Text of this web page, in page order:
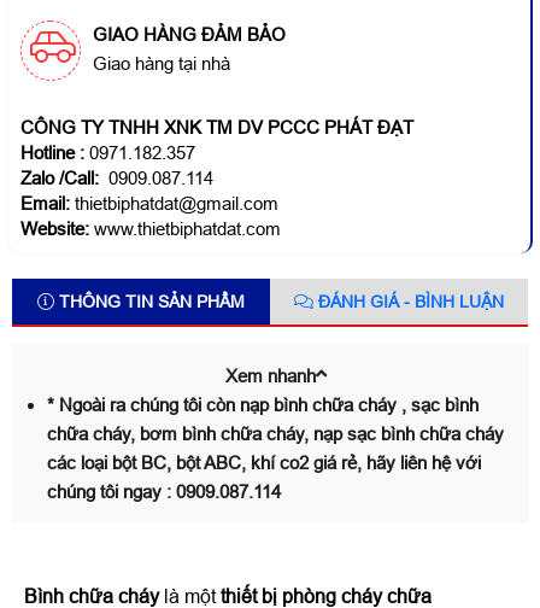
GIAO HÀNG ĐẢM BẢO
Giao hàng tại nhà
CÔNG TY TNHH XNK TM DV PCCC PHÁT ĐẠT
Hotline : 0971.182.357
Zalo /Call:0909.087.114
Email:thietbiphatdat@gmail.com
Website:www.thietbiphatdat.com
THÔNG TIN SẢN PHẨM ĐÁNH GIÁ - BÌNH LUẬN
Xem nhanh
* Ngoài ra chúng tôi còn nạp bình chữa cháy , sạc bình
chữa cháy, bơm bình chữa cháy, nạp sạc bình chữa cháy
các loại bột BC, bột ABC, khí co2 giá rẻ, hãy liên hệ với
chúng tôi ngay : 0909.087.114
Bình chữa cháylà mộtthiết bị phòng cháy chữa